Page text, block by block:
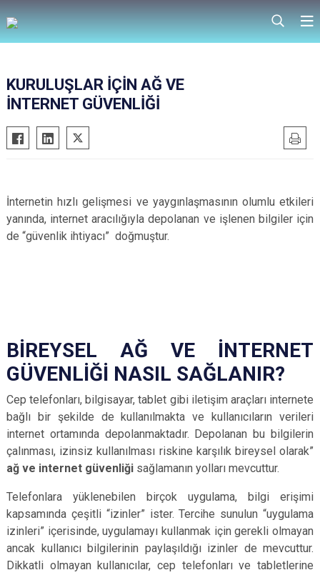
KURULUŞLAR İÇİN AĞ VE
İNTERNET GÜVENLİĞİ
İnternetin hızlı gelişmesi ve yaygınlaşmasının olumlu etkileri
yanında, internet aracılığıyla depolanan ve işlenen bilgiler için
de “güvenlik ihtiyacı” doğmuştur.
BİREYSEL AĞ VE İNTERNET
GÜVENLİĞİ NASIL SAĞLANIR?
Cep telefonları, bilgisayar, tablet gibi iletişim araçları internete
bağlı bir şekilde de kullanılmakta ve kullanıcıların verileri
internet ortamında depolanmaktadır. Depolanan bu bilgilerin
çalınması, izinsiz kullanılması riskine karşılık bireysel olarak”
ağ ve internet güvenliği sağlamanın yolları mevcuttur.
Telefonlara yüklenebilen birçok uygulama, bilgi erişimi
kapsamında çeşitli “izinler” ister. Tercihe sunulun “uygulama
izinleri” içerisinde, uygulamayı kullanmak için gerekli olmayan
ancak kullanıcı bilgilerinin paylaşıldığı izinler de mevcuttur.
Dikkatli olmayan kullanıcılar, cep telefonları ve tabletlerine